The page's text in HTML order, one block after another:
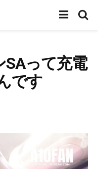
SAって充電
です